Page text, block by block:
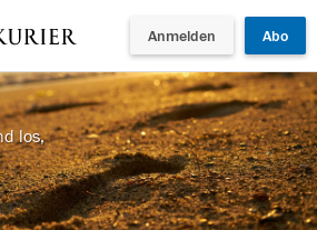
Anmelden Abo
los,